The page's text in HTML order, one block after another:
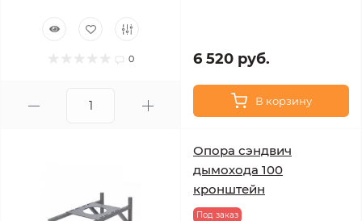
0 6 520 руб.
В корзину
Опора сэндвич
дымохода 100
кронштейн
Под заказ